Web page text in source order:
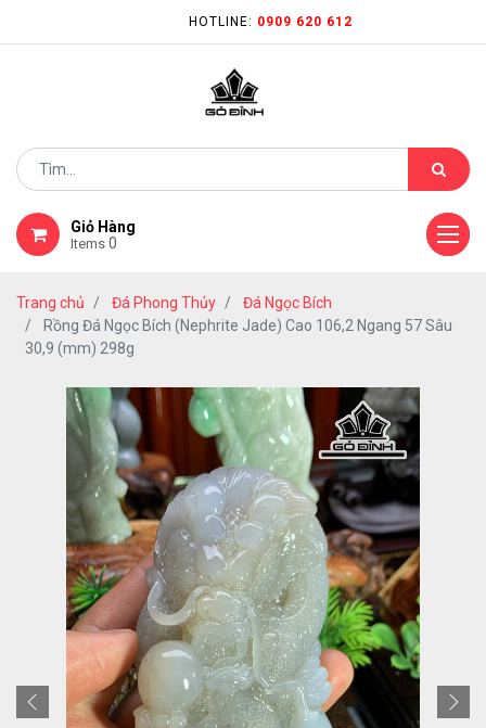
HOTLINE: 0909 620 612
Giỏ Hàng
Items 0
Trang chủ Đá Phong Thủy
Đá Ngọc Bích
Rồng Đá Ngọc Bích (Nephrite Jade) Cao 106,2 Ngang 57 Sâu
30,9 (mm) 298g